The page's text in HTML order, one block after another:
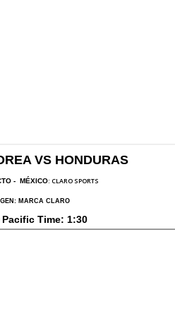
VS HONDURAS
- MÉXICO: CLARO SPORTS
MARCA CLARO
Time: 1:30